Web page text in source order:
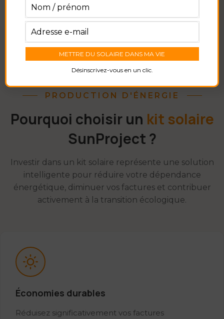
Demander un devis gratuit
PRODUCTION D'ÉNERGIE
Pourquoi choisir un kit solaire
SunProject ?
Investir dans un kit solaire représente une solution
intelligente pour réduire votre dépendance
énergétique, diminuer vos factures et contribuer
activement à la transition écologique.
Économies durables
Réduisez significativement vos factures
Désinscrivez-vous en un clic.